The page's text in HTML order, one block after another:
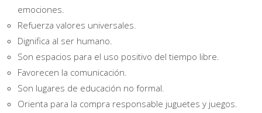
emociones.
Refuerza valores universales.
Dignifica al ser humano.
Son espacios para el uso positivo del tiempo libre.
Favorecen la comunicación.
Son lugares de educación no formal.
Orienta para la compra responsable juguetes y juegos.